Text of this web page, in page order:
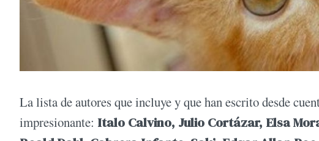
La lista de autores que incluye y que han escrito desde
impresionante: Italo Calvino, Julio Cortázar, Elsa